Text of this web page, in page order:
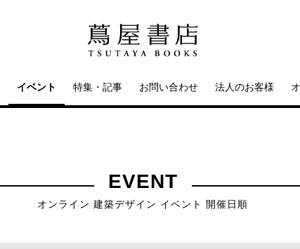
イベント 特集・記事 お問い合わせ 法人のお客様
EVENT
オンライン 建築デザイン イベント 開催日順